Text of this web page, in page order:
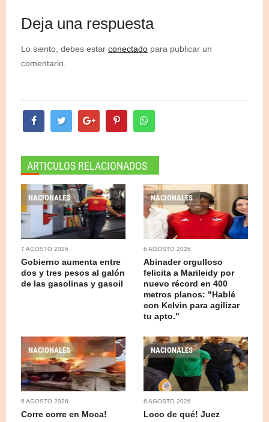
Deja una respuesta
Lo siento, debes estar conectado para publicar un
comentario.
ARTICULOS RELACIONADOS
NACIONALES
7 AGOSTO 2026
Gobierno aumenta entre
dos y tres pesos al galón
de las gasolinas y gasoil
NACIONALES
6 AGOSTO 2026
Abinader orgulloso
felicita a Marileidy por
nuevo récord en 400
metros planos: "Hablé
con Kelvin para agilizar
tu apto."
NACIONALES
6 AGOSTO 2026
Corre corre en Moca!
NACIONALES
6 AGOSTO 2026
Loco de qué! Juez